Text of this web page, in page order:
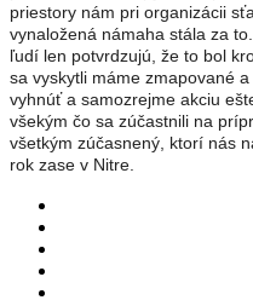
priestory nám pri organizácii
vynaložená námaha stála za
ľudí len potvrdzujú, že to bol
sa vyskytli máme zmapované
vyhnúť a samozrejme akciu
všekým čo sa zúčastnili na
všetkým zúčasnený, ktorí nás
rok zase v Nitre.